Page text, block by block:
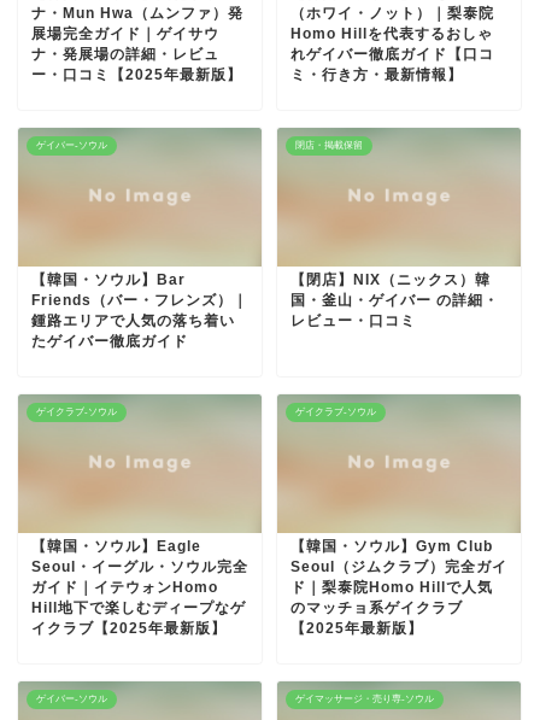
ナ・Mun Hwa（ムンファ）発
展場完全ガイド｜ゲイサウ
ナ・発展場の詳細・レビュ
ー・口コミ【2025年最新版】
（ホワイ・ノット）｜梨泰院
Homo Hillを代表するおしゃ
れゲイバー徹底ガイド【口コ
ミ・行き方・最新情報】
ゲイバー-ソウル
【韓国・ソウル】Bar
Friends（バー・フレンズ）｜
鍾路エリアで人気の落ち着い
たゲイバー徹底ガイド
閉店・掲載保留
【閉店】NIX（ニックス）韓
国・釜山・ゲイバー の詳細・
レビュー・口コミ
ゲイクラブ-ソウル
【韓国・ソウル】Eagle
Seoul・イーグル・ソウル完全
ガイド｜イテウォンHomo
Hill地下で楽しむディープなゲ
イクラブ【2025年最新版】
ゲイクラブ-ソウル
【韓国・ソウル】Gym Club
Seoul（ジムクラブ）完全ガイ
ド｜梨泰院Homo Hillで人気
のマッチョ系ゲイクラブ
【2025年最新版】
ゲイバー-ソウル ゲイマッサージ・売り専-ソウル